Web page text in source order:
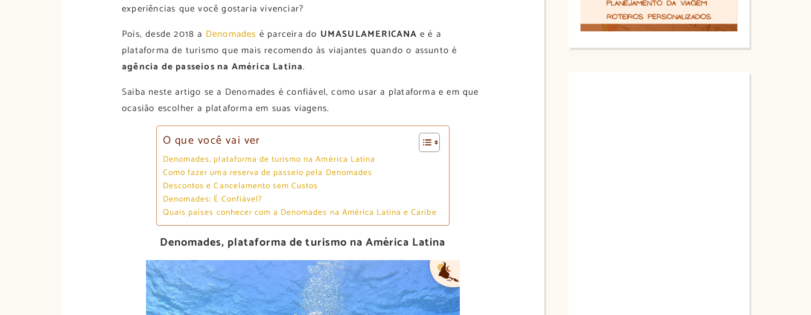
experiências que você gostaria vivenciar?
Pois, desde 2018 a Denomades é parceira do UMASULAMERICANA e é a
plataforma de turismo que mais recomendo às viajantes quando o assunto é
agência de passeios na América Latina.
Saiba neste artigo se a Denomades é confiável, como usar a plataforma e em que
ocasião escolher a plataforma em suas viagens.
O que você vai ver
Denomades, plataforma de turismo na América Latina
Como fazer uma reserva de passeio pela Denomades
Descontos e Cancelamento sem Custos
Denomades: É Confiável?
Quais países conhecer com a Denomades na América Latina e Caribe
Denomades, plataforma de turismo na América Latina